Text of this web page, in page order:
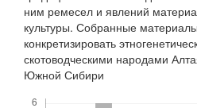
ним ремесел и явлений
культуры. Собранные
конкретизировать
скотоводческими народами
Южной Сибири